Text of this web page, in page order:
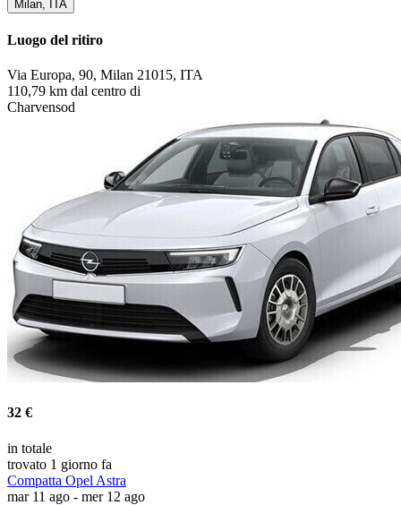
Milan, ITA
Luogo del ritiro
Via Europa, 90, Milan 21015, ITA
110,79 km dal centro di
Charvensod
32 €
in totale
trovato 1 giorno fa
Compatta Opel Astra
mar 11 ago - mer 12 ago